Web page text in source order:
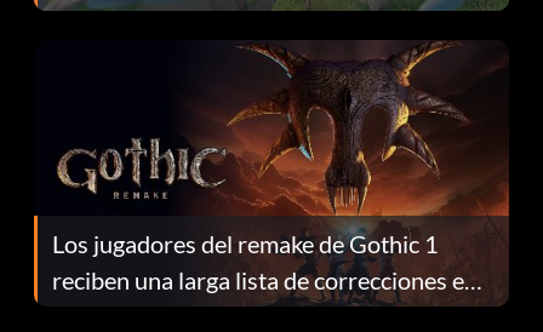
continuación te explicamos por qué.
Los jugadores del remake de Gothic 1
reciben una larga lista de correcciones en
el parche 1.0.4